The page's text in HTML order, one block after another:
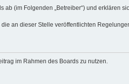
ab (im Folgenden „Betreiber“) und erklären
an dieser Stelle veröffentlichten
im Rahmen des Boards zu nutzen.